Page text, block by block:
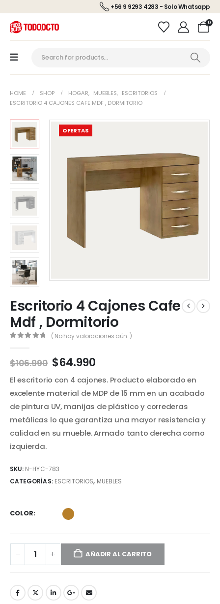
+56 9 9293 4283 - Solo Whatsapp
0
HOME SHOP HOGAR, MUEBLES, ESCRITORIOS
ESCRITORIO 4 CAJONES CAFE MDF , DORMITORIO
OFERTAS
Escritorio 4 Cajones Cafe
Mdf , Dormitorio
( No hay valoraciones aún. )
$106.990 El
original
era:
$106.990.
$64.990El
actual
es:
$64.990.
El escritorio con 4 cajones. Producto elaborado en
excelente material de MDP de 15 mm en un acabado
de pintura UV, manijas de plástico y correderas
metálicas lo que garantiza una mayor resistencia y
calidad en su mueble. Armado tanto derecha como
izquierda.
SKU: N-HYC-783
CATEGORÍAS: ESCRITORIOS, MUEBLES
COLOR
AÑADIR AL CARRITO